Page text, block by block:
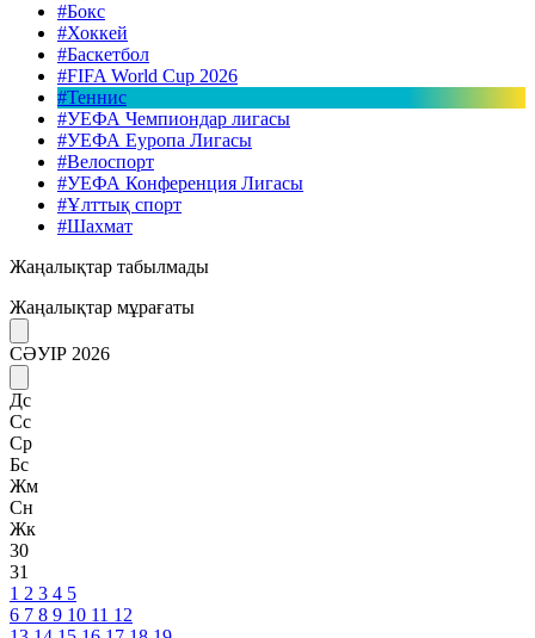
#Бокс
#Хоккей
#Баскетбол
#FIFA World Cup 2026
#Теннис
#УЕФА Чемпиондар лигасы
#УЕФА Еуропа Лигасы
#Велоспорт
#УЕФА Конференция Лигасы
#Ұлттық спорт
#Шахмат
Жаңалықтар табылмады
Жаңалықтар мұрағаты
СӘУІР 2026
Дс
Сс
Ср
Бс
Жм
Сн
Жк
30
31
1 2 3 4 5
6 7 8 9 10 11 12